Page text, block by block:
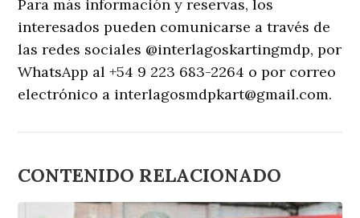
Para más información y reservas, los
interesados pueden comunicarse a través de
las redes sociales @interlagoskartingmdp, por
WhatsApp al +54 9 223 683-2264 o por correo
electrónico a interlagosmdpkart@gmail.com.
CONTENIDO RELACIONADO